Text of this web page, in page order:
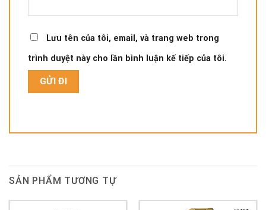
Lưu tên của tôi, email, và trang web trong
trình duyệt này cho lần bình luận kế tiếp của tôi.
SẢN PHẨM TƯƠNG TỰ